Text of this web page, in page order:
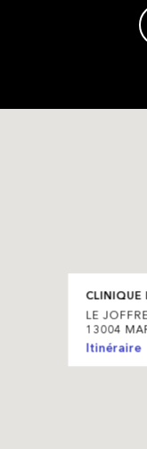
CLINIQUE
LE
13004
Itinéraire